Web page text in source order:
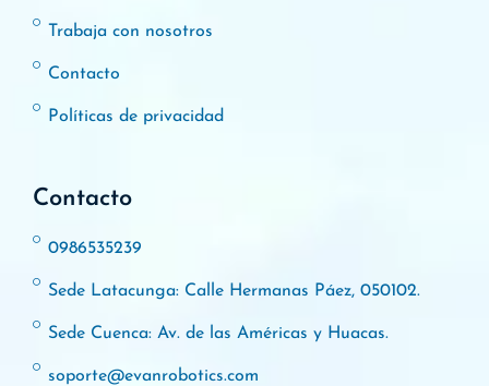
Trabaja con nosotros
Contacto
Políticas de privacidad
Contacto
0986535239
Sede Latacunga: Calle Hermanas Páez, 050102.
Sede Cuenca: Av. de las Américas y Huacas.
soporte@evanrobotics.com